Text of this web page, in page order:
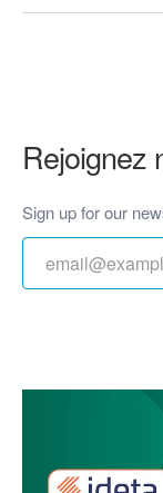
Rejoignez
Sign up for our